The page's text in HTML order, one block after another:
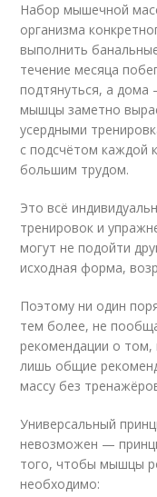
Набор мышечной
организма
выполнить
течение месяца
подтянуться, а
мышцы заметно
усердными
с подсчётом каждой
большим трудом.
Это всё
тренировок и
могут не подойти
исходная форма,
Поэтому ни один
тем более, не
рекомендации о том,
лишь общие
массу без
Универсальный
невозможен —
того, чтобы мышцы
необходимо: